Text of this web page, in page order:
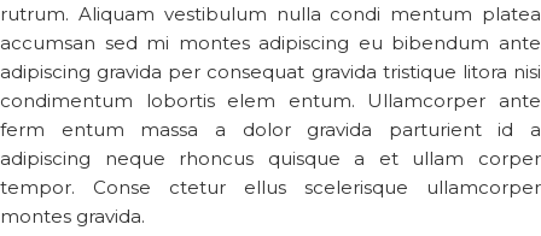
rutrum. Aliquam vestibulum nulla condi mentum platea
accumsan sed mi montes adipiscing eu bibendum ante
adipiscing gravida per consequat gravida tristique litora nisi
condimentum lobortis elem entum. Ullamcorper ante
ferm entum massa a dolor gravida parturient id a
adipiscing neque rhoncus quisque a et ullam corper
tempor. Conse ctetur ellus scelerisque ullamcorper
montes gravida.